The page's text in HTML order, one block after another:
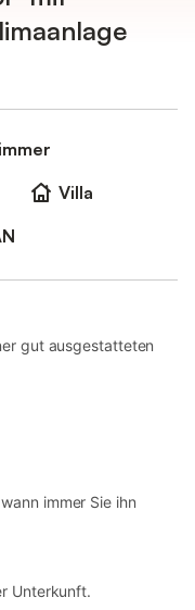
Villa
gut ausgestatteten
immer Sie ihn
Unterkunft.